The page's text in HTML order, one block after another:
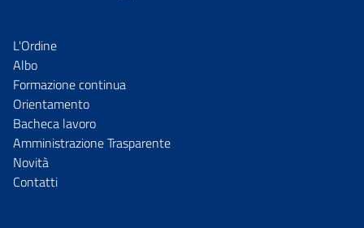
L'Ordine
Albo
Formazione continua
Orientamento
Bacheca lavoro
Amministrazione Trasparente
Novità
Contatti